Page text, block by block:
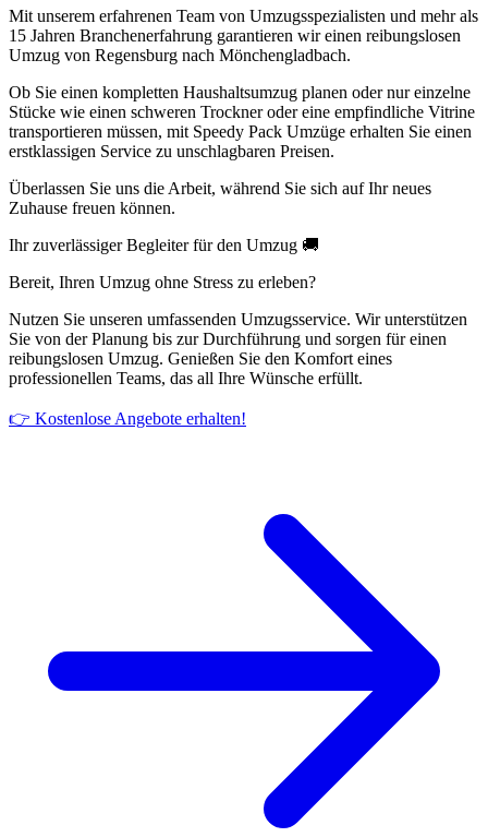
Mit unserem erfahrenen Team von Umzugsspezialisten und mehr als
15 Jahren Branchenerfahrung garantieren wir einen reibungslosen
Umzug von Regensburg nach Mönchengladbach.
Ob Sie einen kompletten Haushaltsumzug planen oder nur einzelne
Stücke wie einen schweren Trockner oder eine empfindliche Vitrine
transportieren müssen, mit Speedy Pack Umzüge erhalten Sie einen
erstklassigen Service zu unschlagbaren Preisen.
Überlassen Sie uns die Arbeit, während Sie sich auf Ihr neues
Zuhause freuen können.
Ihr zuverlässiger Begleiter für den Umzug 🚚
Bereit, Ihren Umzug ohne Stress zu erleben?
Nutzen Sie unseren umfassenden Umzugsservice. Wir unterstützen
Sie von der Planung bis zur Durchführung und sorgen für einen
reibungslosen Umzug. Genießen Sie den Komfort eines
professionellen Teams, das all Ihre Wünsche erfüllt.
👉 Kostenlose Angebote erhalten!